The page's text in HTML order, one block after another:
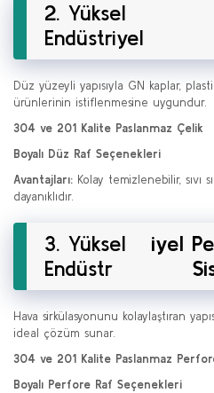
2. Yüksel
Endüstriyel
Düz yüzeyli yapısıyla GN kaplar,
ürünlerinin istiflenmesine uygundur.
304 ve 201 Kalite Paslanmaz Çelik
Boyalı Düz Raf Seçenekleri
Avantajları: Kolay temizlenebilir, sıvı
dayanıklıdır.
3. Yüksel
Endüstr
iyel
Hava sirkülasyonunu kolaylaştıran
ideal çözüm sunar.
304 ve 201 Kalite Paslanmaz
Boyalı Perfore Raf Seçenekleri